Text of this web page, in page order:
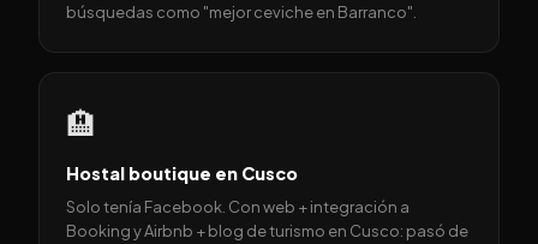
búsquedas como "mejor ceviche en Barranco".
🏨
Hostal boutique en Cusco
Solo tenía Facebook. Con web + integración a
Booking y Airbnb + blog de turismo en Cusco: pasó de